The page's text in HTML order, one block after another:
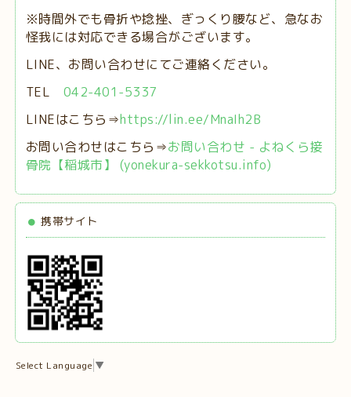
※時間外でも骨折や捻挫、ぎっくり腰など、急なお
怪我には対応できる場合がございます。
LINE、お問い合わせにてご連絡ください。
TEL 042-401-5337
LINEはこちら⇒https://lin.ee/MnaIh2B
お問い合わせはこちら⇒お問い合わせ - よねくら接
骨院【稲城市】 (yonekura-sekkotsu.info)
携帯サイト
Select Language ▼